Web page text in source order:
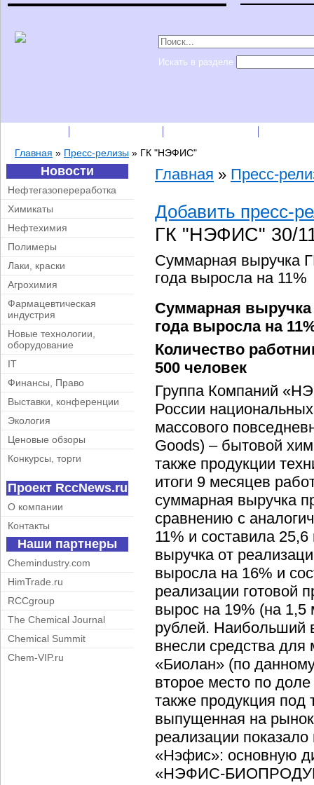
Искать в разделе
Главная » Пресс-релизы » ГК "НЭФИС"
Новости
Нефтегазопереработка
Химикаты
Нефтехимия
Полимеры
Лаки, краски
Агрохимия
Фармацевтическая
индустрия
Новые технологии,
оборудование
IT
Финансы, Право
Выставки, конференции
Экология
Ценовые обзоры
Конкурсы, торги
Проект RccNews.ru
О компании
Контакты
Наши партнеры
Chemindustry.com
HimTrade.ru
RCCgroup
The Chemical Journal
Chemical Summit
Chem-VIP.ru
Главная » Пресс-
Добавить пресс-
ГК "НЭФИС" 30/
Суммарная выручка
года выросла на 11%
Суммарная
года выросла на
Количество
500 человек
Группа Компаний
России
массового
Goods) – бытовой
также продукции
итоги 9 месяцев
суммарная выручка
сравнению с
11% и составила
выручка от
выросла на 16% и
реализации готовой
вырос на 19% (на
рублей. Наибольший
внесли средства
«Биолан» (по
второе место по
также продукция под
выпущенная на
реализации
«Нэфис»: основную
«НЭФИС-